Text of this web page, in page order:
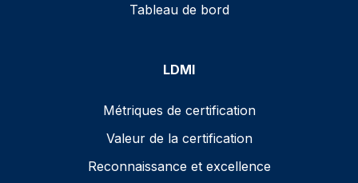
Tableau de bord
LDMI
Métriques de certification
Valeur de la certification
Reconnaissance et excellence